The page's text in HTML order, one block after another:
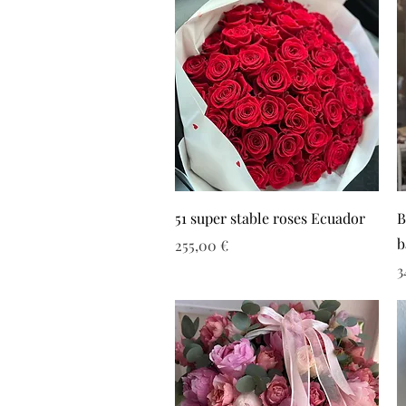
51 super stable roses Ecuador
Τιμή
255,00 €